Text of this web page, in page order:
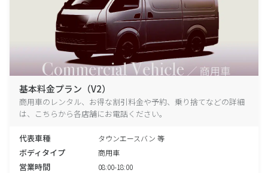
基本料金プラン（V2）
商用車のレンタル、お得な割引料金や予約、乗り捨てなどの詳細
は、こちらから各店舗にお電話ください。
代表車種 タウンエースバン 等
ボディタイプ 商用車
営業時間 08:00-18:00